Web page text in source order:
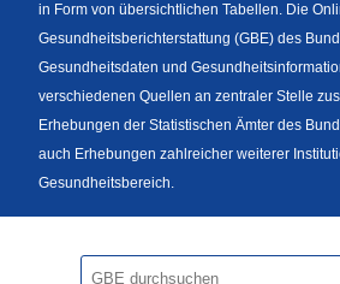
in Form von übersichtlichen Tabellen. Die
Gesundheitsberichterstattung (GBE) des
Gesundheitsdaten und
verschiedenen Quellen an zentraler Stelle
Erhebungen der Statistischen Ämter des
auch Erhebungen zahlreicher weiterer
Gesundheitsbereich.